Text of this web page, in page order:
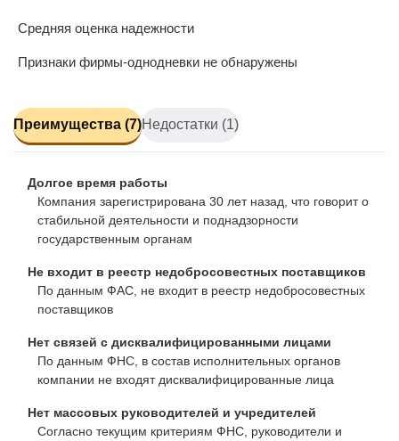
Средняя оценка надежности
Признаки фирмы-однодневки не обнаружены
Преимущества (7)Недостатки (1)
Долгое время работы
Компания зарегистрирована 30 лет назад, что говорит о
стабильной деятельности и поднадзорности
государственным органам
Не входит в реестр недобросовестных поставщиков
По данным ФАС, не входит в реестр недобросовестных
поставщиков
Нет связей с дисквалифицированными лицами
По данным ФНС, в состав исполнительных органов
компании не входят дисквалифицированные лица
Нет массовых руководителей и учредителей
Согласно текущим критериям ФНС, руководители и